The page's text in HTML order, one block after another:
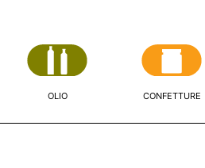
OLIO CONFETTURE